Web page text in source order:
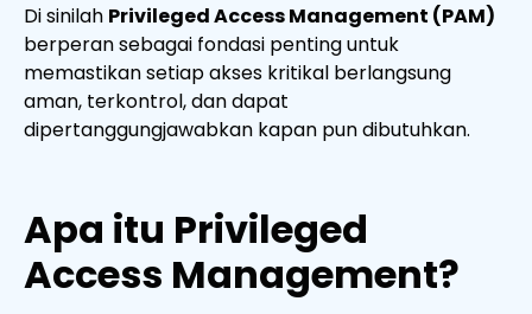
Di sinilah Privileged Access Management (PAM)
berperan sebagai fondasi penting untuk
memastikan setiap akses kritikal berlangsung
aman, terkontrol, dan dapat
dipertanggungjawabkan kapan pun dibutuhkan.
Apa itu Privileged
Access Management?